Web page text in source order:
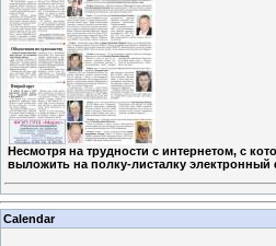
Несмотря на трудности с интернетом, с
выложить на полку-листалку электронный
Calendar